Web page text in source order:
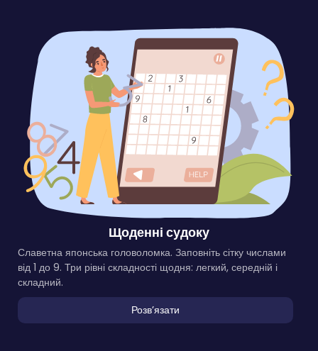
Щоденні судоку
Славетна японська головоломка. Заповніть сітку числами
від 1 до 9. Три рівні складності щодня: легкий, середній і
складний.
Розвʼязати